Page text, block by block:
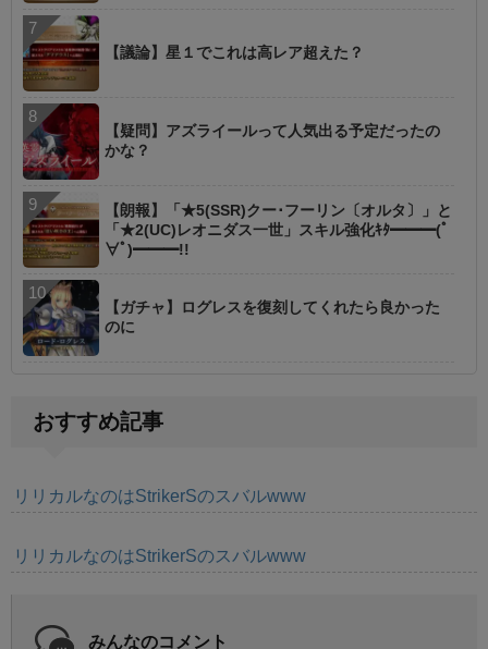
【議論】星１でこれは高レア超えた？
【疑問】アズライールって人気出る予定だったの
かな？
【朗報】「★5(SSR)クー･フーリン〔オルタ〕」と
「★2(UC)レオニダス一世」スキル強化ｷﾀ━━━(ﾟ
∀ﾟ)━━━!!
【ガチャ】ログレスを復刻してくれたら良かった
のに
おすすめ記事
リリカルなのはStrikerSのスバルwww
リリカルなのはStrikerSのスバルwww
みんなのコメント